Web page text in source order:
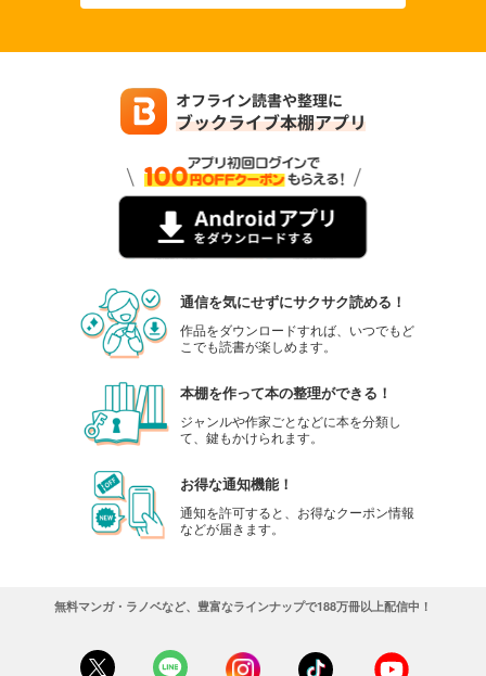
通信を気にせずにサクサク読める！
作品をダウンロードすれば、いつでもど
こでも読書が楽しめます。
本棚を作って本の整理ができる！
ジャンルや作家ごとなどに本を分類し
て、鍵もかけられます。
お得な通知機能！
通知を許可すると、お得なクーポン情報
などが届きます。
無料マンガ・ラノベなど、豊富なラインナップで188万冊以上配信中！